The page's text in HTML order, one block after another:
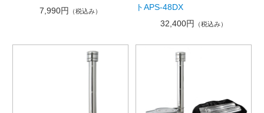
7,990円
（税込み）
トAPS-48DX
32,400円
（税込み）